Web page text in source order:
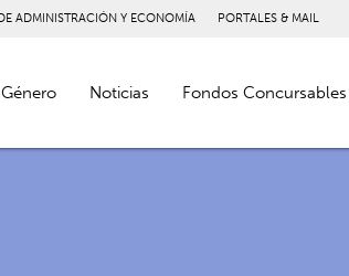
ADMINISTRACIÓN Y ECONOMÍA PORTALES & MAIL
Noticias Fondos Concursables